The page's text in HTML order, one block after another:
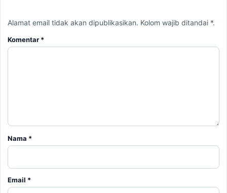
Alamat email tidak akan dipublikasikan. Kolom wajib ditandai *.
Komentar *
Nama *
Email *